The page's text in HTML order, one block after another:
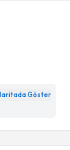
Göster